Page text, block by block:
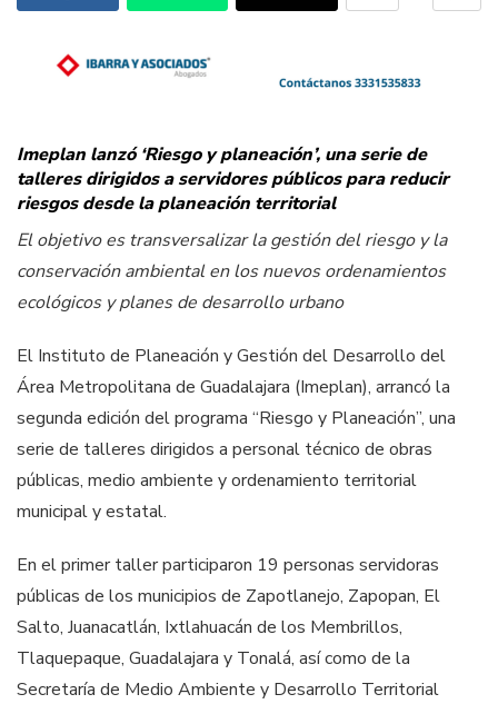
Imeplan lanzó ‘Riesgo y planeación’, una serie de
talleres dirigidos a servidores públicos para reducir
riesgos desde la planeación territorial
El objetivo es transversalizar la gestión del riesgo y la
conservación ambiental en los nuevos ordenamientos
ecológicos y planes de desarrollo urbano
El Instituto de Planeación y Gestión del Desarrollo del
Área Metropolitana de Guadalajara (Imeplan), arrancó la
segunda edición del programa “Riesgo y Planeación”, una
serie de talleres dirigidos a personal técnico de obras
públicas, medio ambiente y ordenamiento territorial
municipal y estatal.
En el primer taller participaron 19 personas servidoras
públicas de los municipios de Zapotlanejo, Zapopan, El
Salto, Juanacatlán, Ixtlahuacán de los Membrillos,
Tlaquepaque, Guadalajara y Tonalá, así como de la
Secretaría de Medio Ambiente y Desarrollo Territorial